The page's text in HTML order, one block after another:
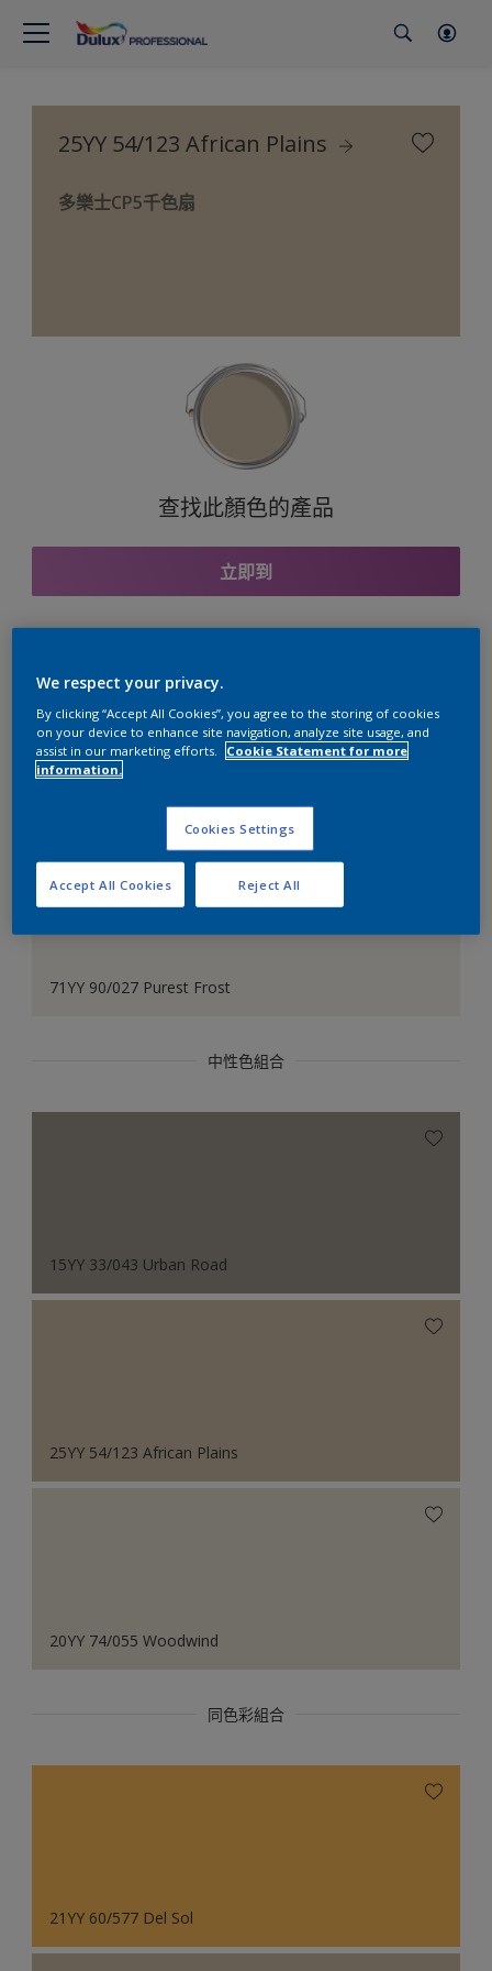
25YY 54/123 African Plains
多樂士CP5千色扇
查找此顏色的產品
立即到
與之協調的色彩組合
71YY 90/027 Purest Frost
中性色組合
15YY 33/043 Urban Road
25YY 54/123 African Plains
20YY 74/055 Woodwind
同色彩組合
21YY 60/577 Del Sol
We respect your privacy.
By clicking “Accept All Cookies”, you agree to the storing of cookies
on your device to enhance site navigation, analyze site usage, and
assist in our marketing efforts.
Cookie Statement for more
information.
Cookies Settings
Reject All
Accept All Cookies